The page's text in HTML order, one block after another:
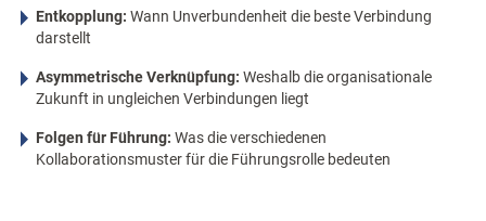
Entkopplung: Wann Unverbundenheit die beste Verbindung
darstellt
Asymmetrische Verknüpfung: Weshalb die organisationale
Zukunft in ungleichen Verbindungen liegt
Folgen für Führung: Was die verschiedenen
Kollaborationsmuster für die Führungsrolle bedeuten